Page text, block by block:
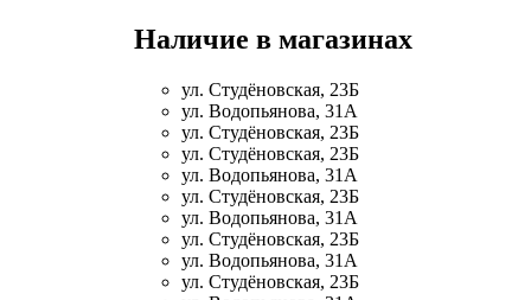
Щитовидная железа
Наличие в магазинах
ул. Студёновская, 23Б
ул. Водопьянова, 31А
ул. Студёновская, 23Б
ул. Студёновская, 23Б
ул. Водопьянова, 31А
ул. Студёновская, 23Б
ул. Водопьянова, 31А
ул. Студёновская, 23Б
ул. Водопьянова, 31А
ул. Студёновская, 23Б